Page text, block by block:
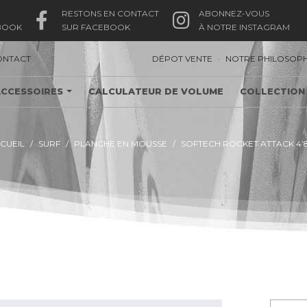
RESTONS EN CONTACT
SUR FACEBOOK
ABONNEZ-VOUS
À NOTRE INSTAGRAM
DÉPOT VENTE NOTRE
CALCULATEUR DE VOLUME
SURF PLANCHE EN MOUSSE SOFTECH ROCKET ATTACK